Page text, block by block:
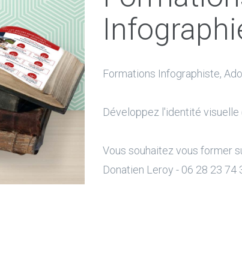
Formations Infographiste,
Développez l'identité
Vous souhaitez vous former
Donatien Leroy - 06 28 23 74